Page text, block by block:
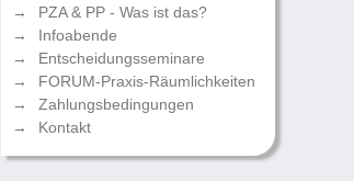
PZA & PP - Was ist das?
Infoabende
Entscheidungsseminare
FORUM-Praxis-Räumlichkeiten
Zahlungsbedingungen
Kontakt